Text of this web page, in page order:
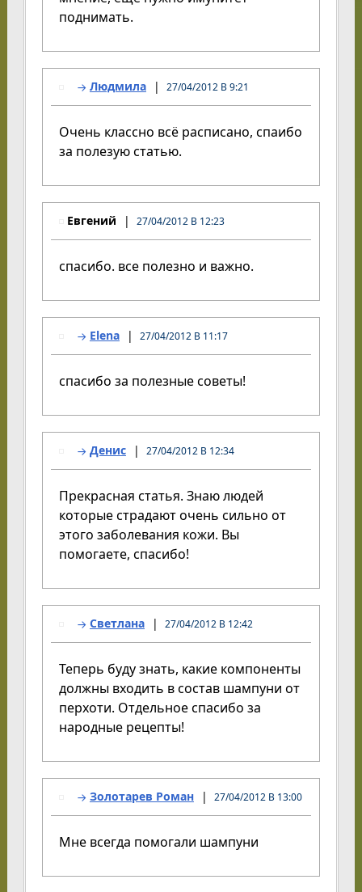
поднимать.
Людмила 27/04/2012 В 9:21
Очень классно всё расписано, спаибо
за полезую статью.
Евгений 27/04/2012 В 12:23
спасибо. все полезно и важно.
Elena 27/04/2012 В 11:17
спасибо за полезные советы!
Денис 27/04/2012 В 12:34
Прекрасная статья. Знаю людей
которые страдают очень сильно от
этого заболевания кожи. Вы
помогаете, спасибо!
Светлана 27/04/2012 В 12:42
Теперь буду знать, какие компоненты
должны входить в состав шампуни от
перхоти. Отдельное спасибо за
народные рецепты!
Золотарев Роман 27/04/2012 В 13:00
Мне всегда помогали шампуни